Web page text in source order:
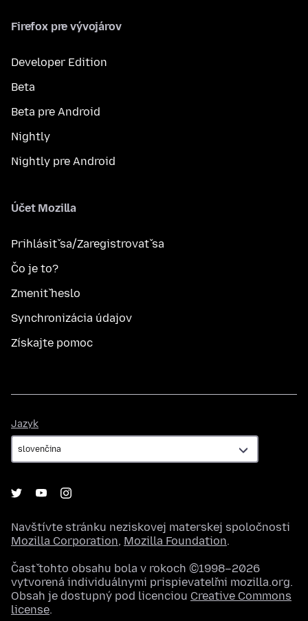
Firefox pre vývojárov
Developer Edition
Beta
Beta pre Android
Nightly
Nightly pre Android
Účet Mozilla
Prihlásiť sa/Zaregistrovať sa
Čo je to?
Zmeniť heslo
Synchronizácia údajov
Získajte pomoc
Jazyk
Navštívte stránku neziskovej materskej spoločnosti
Mozilla Corporation, Mozilla Foundation.
Časť tohto obsahu bola v rokoch ©1998–2026
vytvorená individuálnymi prispievateľmi mozilla.org.
Obsah je dostupný pod licenciou Creative Commons
license.